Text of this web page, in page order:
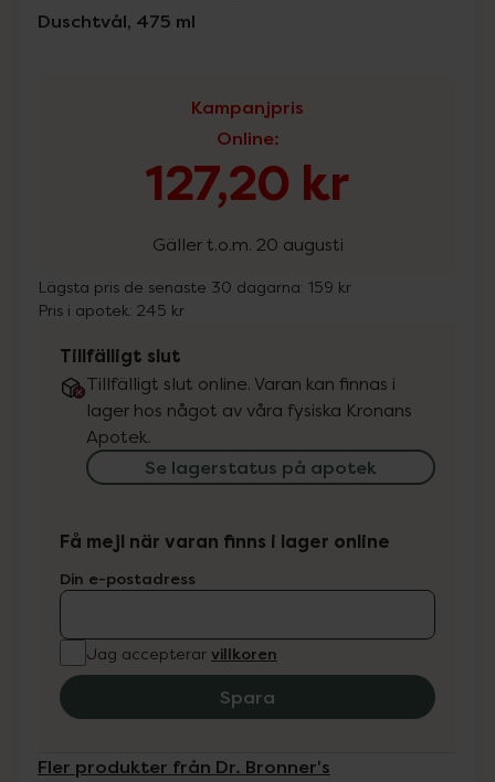
Duschtvål, 475 ml
Kampanjpris
Online:
127,20 kr
Gäller t.o.m. 20 augusti
Lägsta pris de senaste 30 dagarna: 159 kr
Pris i apotek: 245 kr
Tillfälligt slut
Tillfälligt slut online. Varan kan finnas i
lager hos något av våra fysiska Kronans
Apotek.
Se lagerstatus på apotek
Få mejl när varan finns i lager online
Din e-postadress
Jag accepterar villkoren
Spara
Fler produkter från Dr. Bronner's